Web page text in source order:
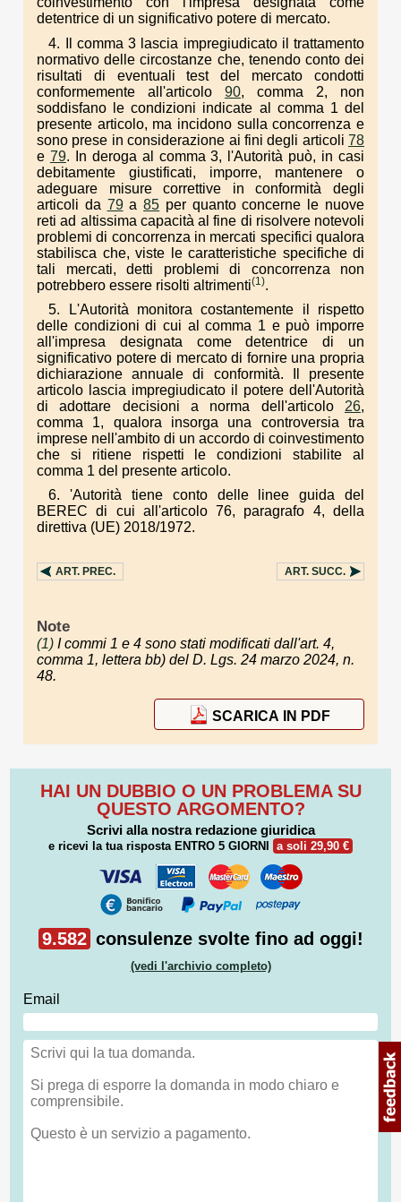
detentrice di un significativo potere di mercato.
4. Il comma 3 lascia impregiudicato il trattamento
normativo delle circostanze che, tenendo conto dei
risultati di eventuali test del mercato condotti
conformemente all'articolo 90, comma 2, non
soddisfano le condizioni indicate al comma 1 del
presente articolo, ma incidono sulla concorrenza e
sono prese in considerazione ai fini degli articoli 78
e 79. In deroga al comma 3, l'Autorità può, in casi
debitamente giustificati, imporre, mantenere o
adeguare misure correttive in conformità degli
articoli da 79a85 per quanto concerne le nuove
reti ad altissima capacità al fine di risolvere notevoli
problemi di concorrenza in mercati specifici qualora
stabilisca che, viste le caratteristiche specifiche di
tali mercati, detti problemi di concorrenza non
potrebbero essere risolti altrimenti(1).
5. L'Autorità monitora costantemente il rispetto
delle condizioni di cui al comma 1 e può imporre
all'impresa designata come detentrice di un
significativo potere di mercato di fornire una propria
dichiarazione annuale di conformità. Il presente
articolo lascia impregiudicato il potere dell'Autorità
di adottare decisioni a norma dell'articolo 26,
comma 1, qualora insorga una controversia tra
imprese nell'ambito di un accordo di coinvestimento
che si ritiene rispetti le condizioni stabilite al
comma 1 del presente articolo.
6. 'Autorità tiene conto delle linee guida del
BEREC di cui all'articolo 76, paragrafo 4, della
direttiva (UE) 2018/1972.
ART. PREC. ART. SUCC.
Note
(1) I commi 1 e 4 sono stati modificati dall'art. 4,
comma 1, lettera bb) del D. Lgs. 24 marzo 2024, n.
48.
SCARICA IN PDF
HAI UN DUBBIO O UN PROBLEMA SU
QUESTO ARGOMENTO?
Scrivi alla nostra redazione giuridica
e ricevi la tua risposta ENTRO 5 GIORNI a soli 29,90 €
9.582 consulenze svolte fino ad oggi!
(vedi l'archivio completo)
Email